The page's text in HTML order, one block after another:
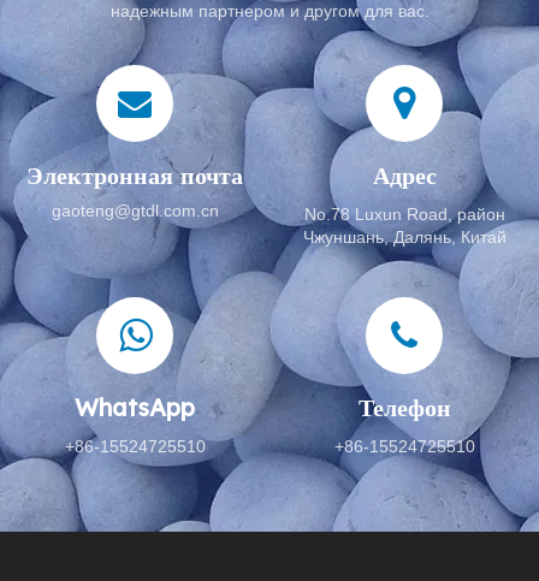
надежным партнером и другом для вас.
Электронная почта
gaoteng@gtdl.com.cn
Адрес
No.78 Luxun Road, район
Чжуншань, Далянь, Китай
WhatsApp
+86-15524725510
Телефон
+86-15524725510